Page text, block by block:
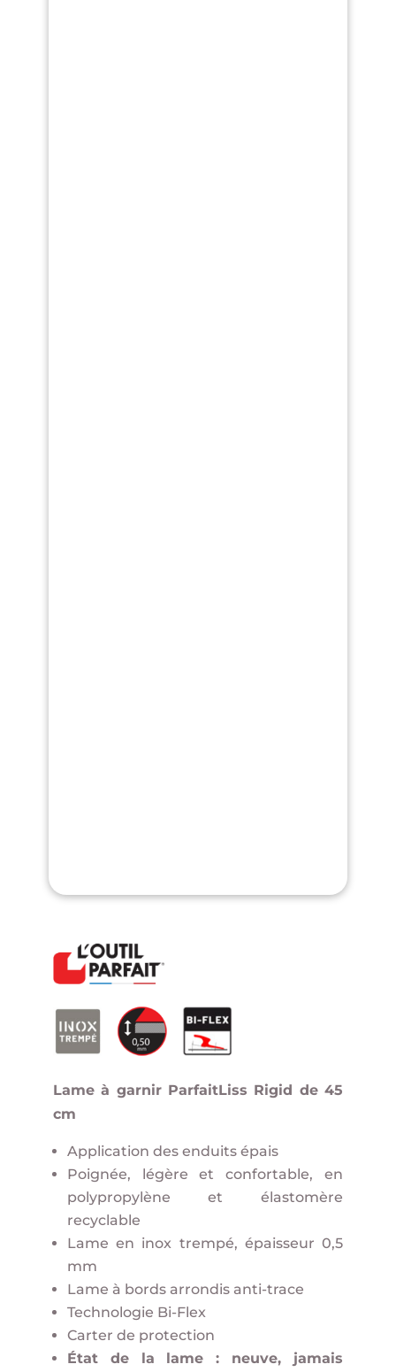
Lame à garnir ParfaitLiss Rigid de 45
cm
Application des enduits épais
Poignée, légère et confortable, en
polypropylène et élastomère
recyclable
Lame en inox trempé, épaisseur 0,5
mm
Lame à bords arrondis anti-trace
Technologie Bi-Flex
Carter de protection
État de la lame : neuve, jamais